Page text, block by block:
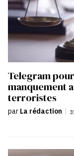
Telegram
manquement
terroristes
par La rédaction |